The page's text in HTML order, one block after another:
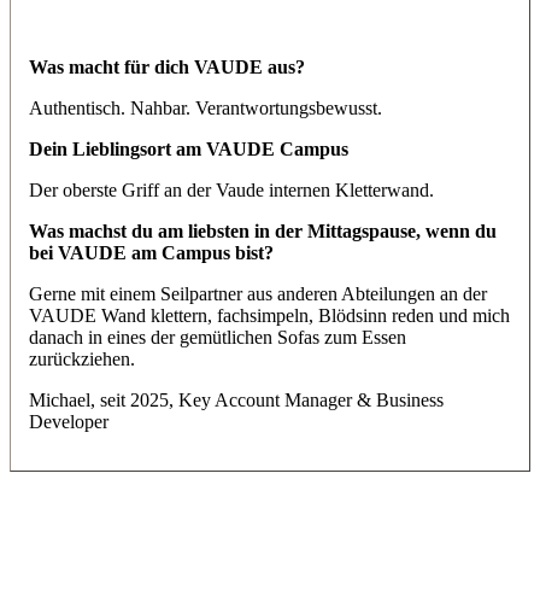
Was macht für dich VAUDE aus?
Authentisch. Nahbar. Verantwortungsbewusst.
Dein Lieblingsort am VAUDE Campus
Der oberste Griff an der Vaude internen Kletterwand.
Was machst du am liebsten in der Mittagspause, wenn du
bei VAUDE am Campus bist?
Gerne mit einem Seilpartner aus anderen Abteilungen an der
VAUDE Wand klettern, fachsimpeln, Blödsinn reden und mich
danach in eines der gemütlichen Sofas zum Essen
zurückziehen.
Michael, seit 2025, Key Account Manager & Business
Developer